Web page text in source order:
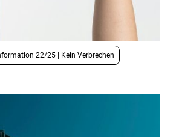
22/25 | Kein Verbrechen